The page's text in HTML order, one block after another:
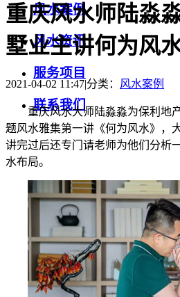
风水案例
风水资讯
服务项目
联系我们
重庆风水师陆淼
墅业主讲何为风
2021-04-02 11:47|分类： 风水案例
重庆风水大师陆淼淼为保利地
题风水雅集第一讲《何为风水》，
讲完过后还专门请老师为他们分析
水布局。